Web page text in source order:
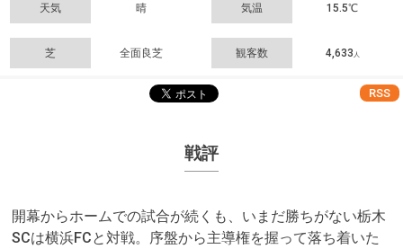
天気 晴 気温 15.5℃
芝 全面良芝 観客数 4,633 人
RSS
戦評
開幕からホームでの試合が続くも、いまだ勝ちがない栃木
SCは横浜FCと対戦。序盤から主導権を握って落ち着いた